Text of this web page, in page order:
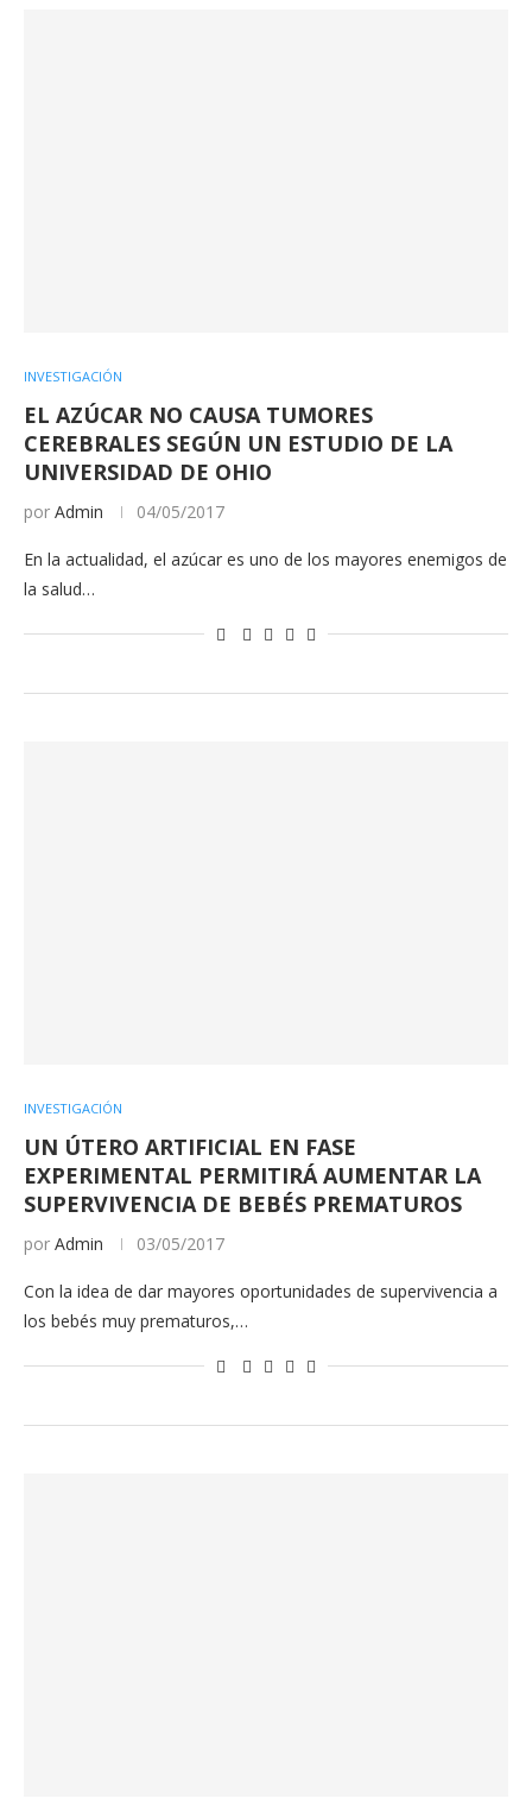
INVESTIGACIÓN
EL AZÚCAR NO CAUSA TUMORES
CEREBRALES SEGÚN UN ESTUDIO DE LA
UNIVERSIDAD DE OHIO
por Admin 04/05/2017
En la actualidad, el azúcar es uno de los mayores enemigos de
la salud…
INVESTIGACIÓN
UN ÚTERO ARTIFICIAL EN FASE
EXPERIMENTAL PERMITIRÁ AUMENTAR LA
SUPERVIVENCIA DE BEBÉS PREMATUROS
por Admin 03/05/2017
Con la idea de dar mayores oportunidades de supervivencia a
los bebés muy prematuros,…